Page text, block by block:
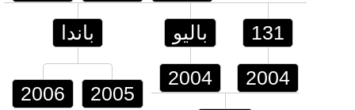
باندا
2006 2005
باليو
2004
131
2004